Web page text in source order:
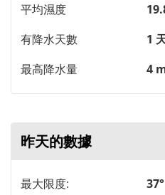
平均濕度
有降水天數
1
最高降水量
4
昨天的數據
最大限度: